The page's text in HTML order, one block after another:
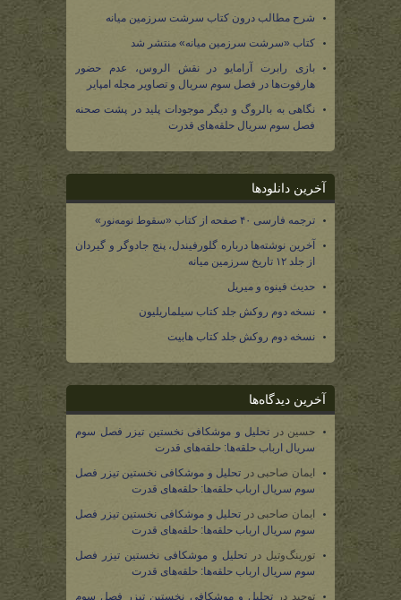
شرح مطالب درون کتاب سرشت سرزمین میانه
کتاب «سرشت سرزمین میانه» منتشر شد
بازی رابرت آرامایو در نقش الروس، عدم حضور
هارفوت‌ها در فصل سوم سریال و تصاویر مجله امپایر
نگاهی به بالروگ و دیگر موجودات پلید در پشت صحنه
فصل سوم سریال حلقه‌های قدرت
آخرین دانلودها
ترجمه فارسی ۴۰ صفحه از کتاب «سقوط نومه‌نور»
آخرین نوشته‌ها درباره گلورفیندل، پنج جادوگر و گیردان
از جلد ۱۲ تاریخ سرزمین میانه
حدیث فینوه و میریل
نسخه دوم روکش جلد کتاب سیلماریلیون
نسخه دوم روکش جلد کتاب هابیت
آخرین دیدگاه‌ها
حسین در تحلیل و موشکافی نخستین تیزر فصل سوم
سریال ارباب حلقه‌ها: حلقه‌های قدرت
ایمان صاحبی در تحلیل و موشکافی نخستین تیزر فصل
سوم سریال ارباب حلقه‌ها: حلقه‌های قدرت
ایمان صاحبی در تحلیل و موشکافی نخستین تیزر فصل
سوم سریال ارباب حلقه‌ها: حلقه‌های قدرت
تورینگ‌وتیل در تحلیل و موشکافی نخستین تیزر فصل
سوم سریال ارباب حلقه‌ها: حلقه‌های قدرت
توحید درتحلیل و موشکافی نخستین تیزر فصل سوم